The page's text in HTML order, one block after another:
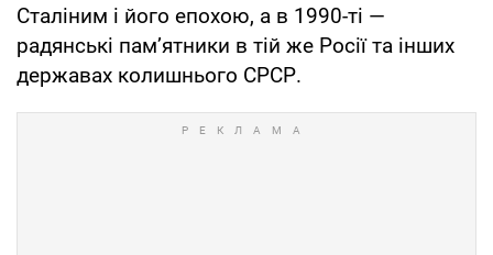
Сталіним і його епохою, а в 1990-ті —
радянські пам’ятники в тій же Росії та інших
державах колишнього СРСР.